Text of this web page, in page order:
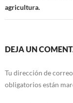
agricultura.
DEJA UN
Tu dirección de
obligatorios están